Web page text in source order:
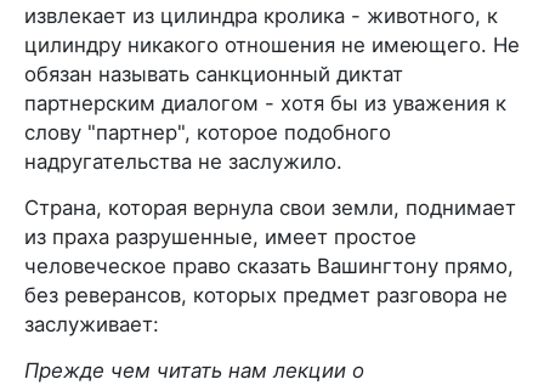
извлекает из цилиндра кролика - животного, к
цилиндру никакого отношения не имеющего. Не
обязан называть санкционный диктат
партнерским диалогом - хотя бы из уважения к
слову "партнер", которое подобного
надругательства не заслужило.
Страна, которая вернула свои земли, поднимает
из праха разрушенные, имеет простое
человеческое право сказать Вашингтону прямо,
без реверансов, которых предмет разговора не
заслуживает:
Прежде чем читать нам лекции о